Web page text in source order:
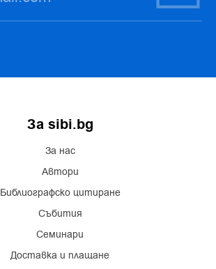
За sibi.bg
За нас
Автори
Библиографско цитиране
Събития
Семинари
Доставка и плащане